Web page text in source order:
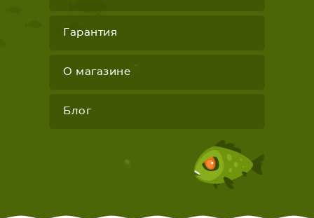
Гарантия
О магазине
Блог